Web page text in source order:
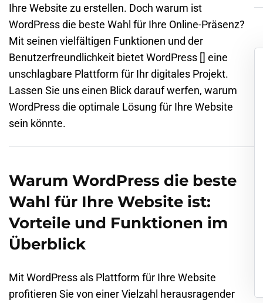
Ihre Website zu erstellen. Doch warum ist
WordPress die beste Wahl für Ihre Online-Präsenz?
Mit seinen vielfältigen Funktionen und der
Benutzerfreundlichkeit bietet WordPress [] eine
unschlagbare Plattform für Ihr digitales Projekt.
Lassen Sie uns einen Blick darauf werfen, warum
WordPress die optimale Lösung für Ihre Website
sein könnte.
Warum WordPress die beste
Wahl für Ihre Website ist:
Vorteile und Funktionen im
Überblick
Mit WordPress als Plattform für Ihre Website
profitieren Sie von einer Vielzahl herausragender